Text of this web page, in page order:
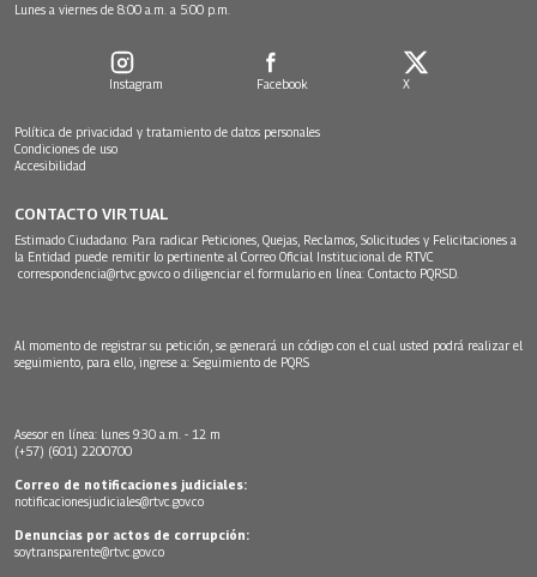
Lunes a viernes de 8:00 a.m. a 5:00 p.m.
Instagram Facebook X
Política de privacidad y tratamiento de datos personales
Condiciones de uso
Accesibilidad
CONTACTO VIRTUAL
Estimado Ciudadano: Para radicar Peticiones, Quejas, Reclamos, Solicitudes y Felicitaciones a
la Entidad puede remitir lo pertinente al Correo Oficial Institucional de RTVC
correspondencia@rtvc.gov.co o diligenciar el formulario en línea: Contacto PQRSD.
Al momento de registrar su petición, se generará un código con el cual usted podrá realizar el
seguimiento, para ello, ingrese a: Seguimiento de PQRS
Asesor en línea: lunes 9:30 a.m. - 12 m
(+57) (601) 2200700
Correo de notificaciones judiciales:
notificacionesjudiciales@rtvc.gov.co
Denuncias por actos de corrupción:
soytransparente@rtvc.gov.co